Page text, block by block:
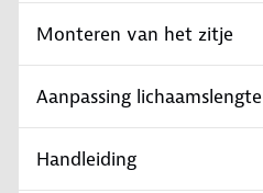
Monteren van het zitje
Aanpassing lichaamslengte
Handleiding